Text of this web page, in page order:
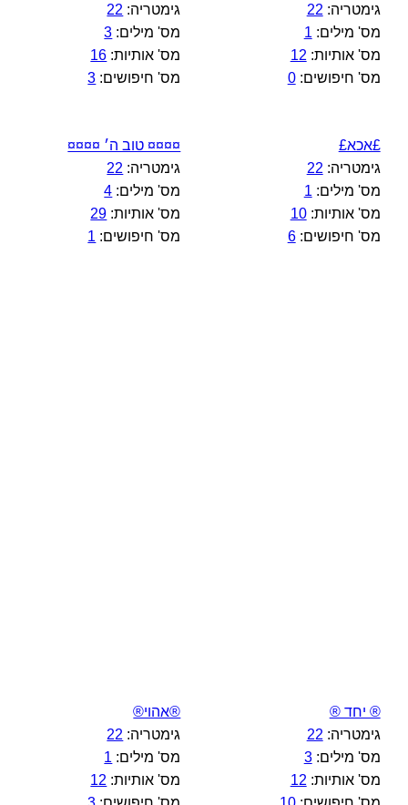
גימטריה: 22
מס' מילים: 1
מס' אותיות: 12
מס' חיפושים:0
גימטריה: 22
מס' מילים: 3
מס' אותיות: 16
מס' חיפושים: 3
£אכא£
גימטריה: 22
מס' מילים: 1
מס' אותיות:10
מס' חיפושים:6
¤¤¤¤ טוב ה׳ ¤¤¤¤
גימטריה: 22
מס' מילים: 4
מס' אותיות: 29
מס' חיפושים: 1
® יחד ®
גימטריה: 22
מס' מילים:3
מס' אותיות: 12
®אהוי®
גימטריה: 22
מס' מילים: 1
מס' אותיות: 12